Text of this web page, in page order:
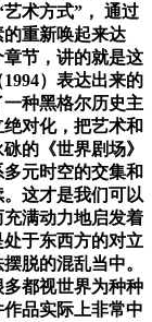
术方式”， 通过
重新唤起来达
节，讲的就是这
）表达出来的
种黑格尔历史主
对化，把艺术和
的《世界剧场》
元时空的交集和
这才是我们可以
满动力地启发着
于东西方的对立
脱的混乱当中。
都视世界为种种
品实际上非常中